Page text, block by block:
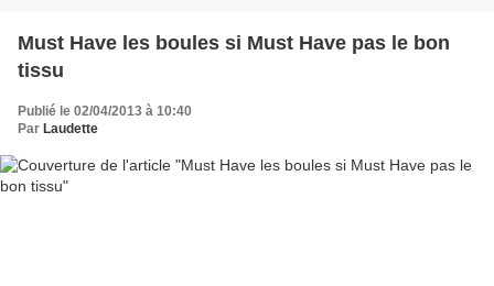
Must Have les boules si Must Have pas le bon
tissu
Publié le 02/04/2013 à 10:40
Par Laudette